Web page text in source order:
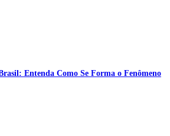
Entenda Como Se Forma o Fenômeno